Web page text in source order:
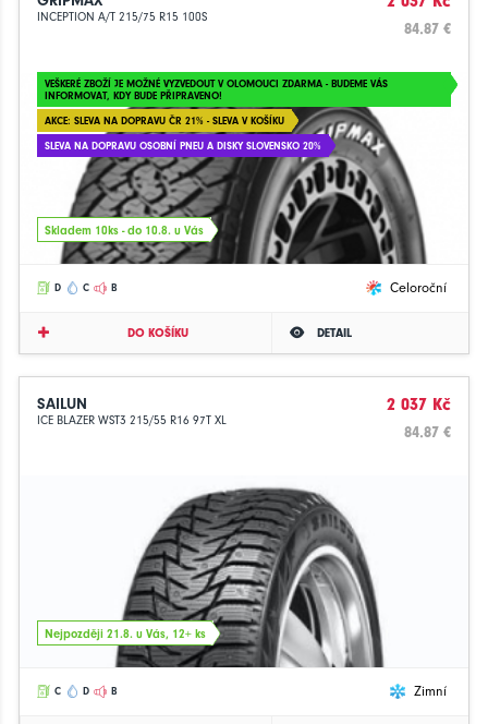
INCEPTION A/T 215/75 R15 100S
84.87 €
VEŠKERÉ ZBOŽÍ JE MOŽNÉ VYZVEDOUT V OLOMOUCI ZDARMA - BUDEME VÁS
INFORMOVAT, KDY BUDE PŘIPRAVENO!
AKCE: SLEVA NA DOPRAVU ČR 21% - SLEVA V KOŠÍKU
SLEVA NA DOPRAVU OSOBNÍ PNEU A DISKY SLOVENSKO 20%
Skladem 10ks - do 10.8. u Vás
D C B Celoroční
DO KOŠÍKU DETAIL
SAILUN
ICE BLAZER WST3 215/55 R16 97T XL
2 037 Kč
84.87 €
Nejpozději 21.8. u Vás, 12+ ks
C D B Zimní